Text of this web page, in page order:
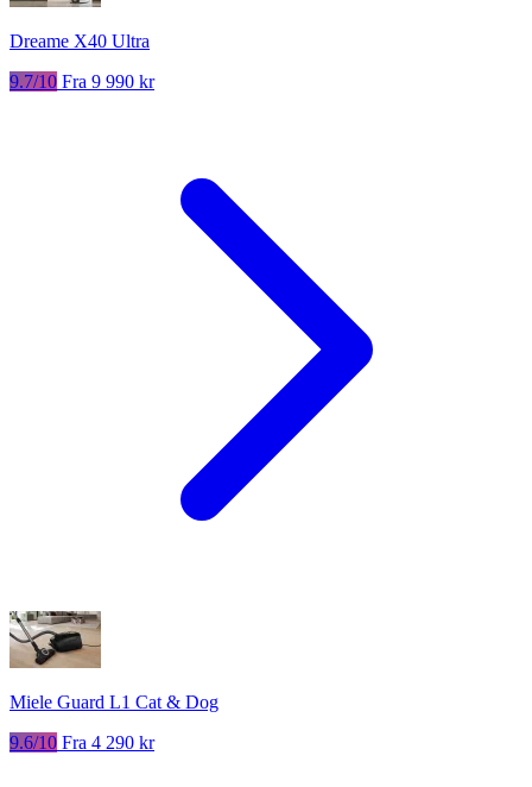
Dreame X40 Ultra
9.7/10 Fra 9 990 kr
Miele Guard L1 Cat & Dog
9.6/10 Fra 4 290 kr